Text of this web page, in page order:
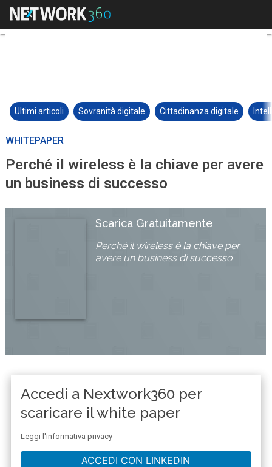
Ultimi articoli Sovranità digitale Cittadinanza digitale
WHITEPAPER
Perché il wireless è la chiave per avere
un business di successo
Scarica Gratuitamente
Perché il wireless è la chiave per
avere un business di successo
Accedi a Nextwork360 per
scaricare il white paper
Leggi l'informativa privacy
ACCEDI CON LINKEDIN